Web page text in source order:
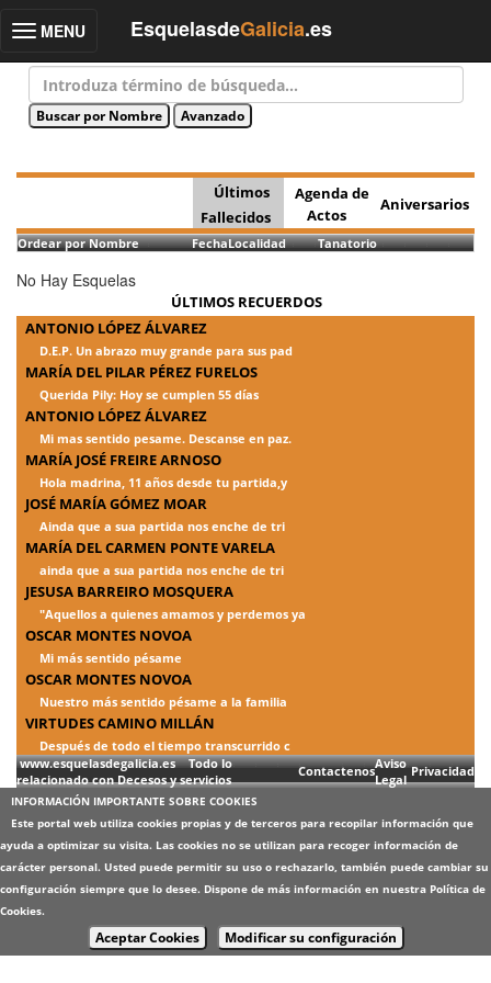
Toggle
MENU EsquelasdeGalicia.es
Últimos
Fallecidos
Agenda de
Actos
Aniversarios
Ordear por Nombre FechaLocalidad Tanatorio
No Hay Esquelas
ÚLTIMOS RECUERDOS
ANTONIO LÓPEZ ÁLVAREZ
D.E.P. Un abrazo muy grande para sus pad
MARÍA DEL PILAR PÉREZ FURELOS
Querida Pily: Hoy se cumplen 55 días
ANTONIO LÓPEZ ÁLVAREZ
Mi mas sentido pesame. Descanse en paz.
MARÍA JOSÉ FREIRE ARNOSO
Hola madrina, 11 años desde tu partida,y
JOSÉ MARÍA GÓMEZ MOAR
Ainda que a sua partida nos enche de tri
MARÍA DEL CARMEN PONTE VARELA
ainda que a sua partida nos enche de tri
JESUSA BARREIRO MOSQUERA
"Aquellos a quienes amamos y perdemos ya
OSCAR MONTES NOVOA
Mi más sentido pésame
OSCAR MONTES NOVOA
Nuestro más sentido pésame a la familia
VIRTUDES CAMINO MILLÁN
Después de todo el tiempo transcurrido c
www.esquelasdegalicia.es Todo lo
relacionado con Decesos y servicios
ContactenosAviso
Legal
Privacidad
INFORMACIÓN IMPORTANTE SOBRE COOKIES
Este portal web utiliza cookies propias y de terceros para recopilar información que
ayuda a optimizar su visita. Las cookies no se utilizan para recoger información de
carácter personal. Usted puede permitir su uso o rechazarlo, también puede cambiar su
configuración siempre que lo desee. Dispone de más información en nuestra Política de
Cookies.